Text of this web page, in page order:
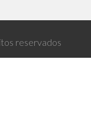
reservados